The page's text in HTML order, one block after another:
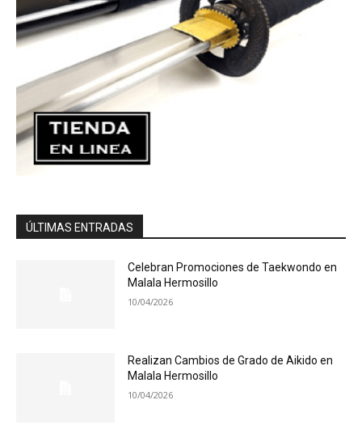
ÚLTIMAS ENTRADAS
Celebran Promociones de Taekwondo en
Malala Hermosillo
10/04/2026
Realizan Cambios de Grado de Aikido en
Malala Hermosillo
10/04/2026